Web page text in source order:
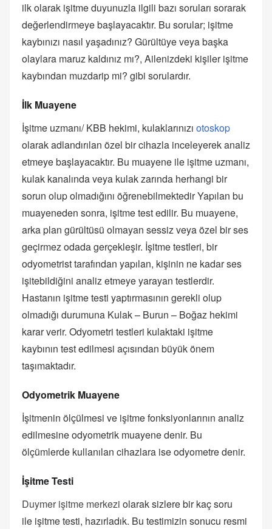
ilk olarak işitme duyunuzla ilgili bazı soruları sorarak
değerlendirmeye başlayacaktır. Bu sorular; işitme
kaybınızı nasıl yaşadınız? Gürültüye veya başka
olaylara maruz kaldınız mı?, Ailenizdeki kişiler işitme
kaybından muzdarip mi? gibi sorulardır.
İlk Muayene
İşitme uzmanı/ KBB hekimi, kulaklarınızı otoskop
olarak adlandırılan özel bir cihazla inceleyerek analiz
etmeye başlayacaktır. Bu muayene ile işitme uzmanı,
kulak kanalında veya kulak zarında herhangi bir
sorun olup olmadığını öğrenebilmektedir Yapılan bu
muayeneden sonra, işitme test edilir. Bu muayene,
arka plan gürültüsü olmayan sessiz veya özel bir ses
geçirmez odada gerçekleşir. İşitme testleri, bir
odyometrist tarafından yapılan, kişinin ne kadar ses
işitebildiğini analiz etmeye yarayan testlerdir.
Hastanın işitme testi yaptırmasının gerekli olup
olmadığı durumuna Kulak – Burun – Boğaz hekimi
karar verir. Odyometri testleri kulaktaki işitme
kaybının test edilmesi açısından büyük önem
taşımaktadır.
Odyometrik Muayene
İşitmenin ölçülmesi ve işitme fonksiyonlarının analiz
edilmesine odyometrik muayene denir. Bu
ölçümlerde kullanılan cihazlara ise odyometre denir.
İşitme Testi
Duymer işitme merkezi olarak sizlere bir kaç soru
ile işitme testi, hazırladık. Bu testimizin sonucu resmi